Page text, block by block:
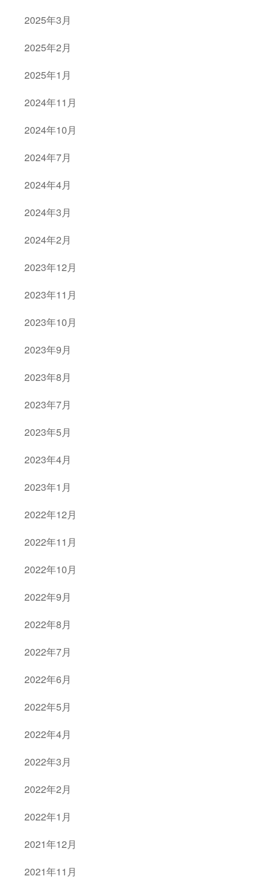
2025年3月
2025年2月
2025年1月
2024年11月
2024年10月
2024年7月
2024年4月
2024年3月
2024年2月
2023年12月
2023年11月
2023年10月
2023年9月
2023年8月
2023年7月
2023年5月
2023年4月
2023年1月
2022年12月
2022年11月
2022年10月
2022年9月
2022年8月
2022年7月
2022年6月
2022年5月
2022年4月
2022年3月
2022年2月
2022年1月
2021年12月
2021年11月